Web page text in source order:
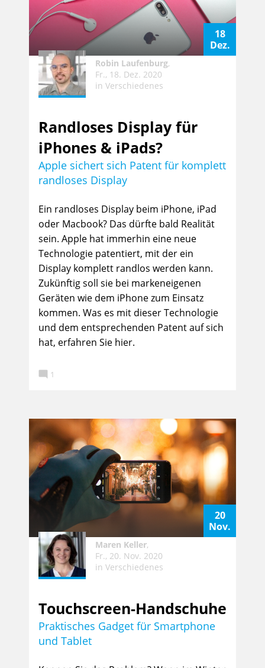
18
Dez.
Robin Laufenburg,
Fr., 18. Dez. 2020
in Verschiedenes
Randloses Display für
iPhones & iPads?
Apple sichert sich Patent für komplett
randloses Display
Ein randloses Display beim iPhone, iPad
oder Macbook? Das dürfte bald Realität
sein. Apple hat immerhin eine neue
Technologie patentiert, mit der ein
Display komplett randlos werden kann.
Zukünftig soll sie bei markeneigenen
Geräten wie dem iPhone zum Einsatz
kommen. Was es mit dieser Technologie
und dem entsprechenden Patent auf sich
hat, erfahren Sie hier.
 1
20
Nov.
Maren Keller,
Fr., 20. Nov. 2020
in Verschiedenes
Touchscreen-Handschuhe
Praktisches Gadget für Smartphone
und Tablet